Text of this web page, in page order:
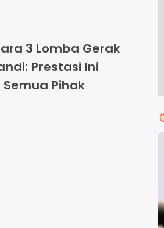
3 Lomba Gerak
Prestasi Ini
Pihak